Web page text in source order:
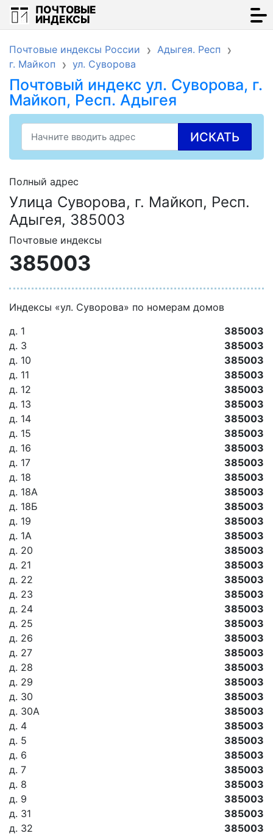
ПОЧТОВЫЕ
ИНДЕКСЫ
Почтовые индексы России
Адыгея. Респ
г. Майкоп
ул. Суворова
Почтовый индекс ул. Суворова, г.
Майкоп, Респ. Адыгея
ИСКАТЬ
Полный адрес
Улица Суворова, г. Майкоп, Респ.
Адыгея, 385003
Почтовые индексы
385003
Индексы «ул. Суворова» по номерам домов
д. 1
385003
д. 3
385003
д. 10
385003
д. 11
385003
д. 12
385003
д. 13
385003
д. 14
385003
д. 15
385003
д. 16
385003
д. 17
385003
д. 18
385003
д. 18А
385003
д. 18Б
385003
д. 19
385003
д. 1А
385003
д. 20
385003
д. 21
385003
д. 22
385003
д. 23
385003
д. 24
385003
д. 25
385003
д. 26
385003
д. 27
385003
д. 28
385003
д. 29
385003
д. 30
385003
д. 30А
385003
д. 4
385003
д. 5
385003
д. 6
385003
д. 7
385003
д. 8
385003
д. 9
385003
д. 31
385003
д. 32
385003